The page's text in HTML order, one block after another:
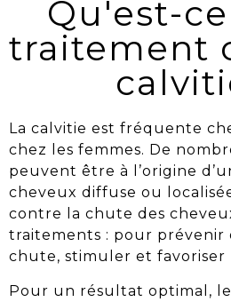
Qu'est-
traitement
La calvitie est fréquente
chez les femmes. De
peuvent être à l’origine
cheveux diffuse ou
contre la chute des
traitements : pour prévenir
chute, stimuler et favoriser
Pour un résultat optimal, le